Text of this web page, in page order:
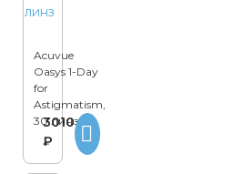
Acuvue
Oasys 1-Day
for
Astigmatism,
30 линз
3010
₽